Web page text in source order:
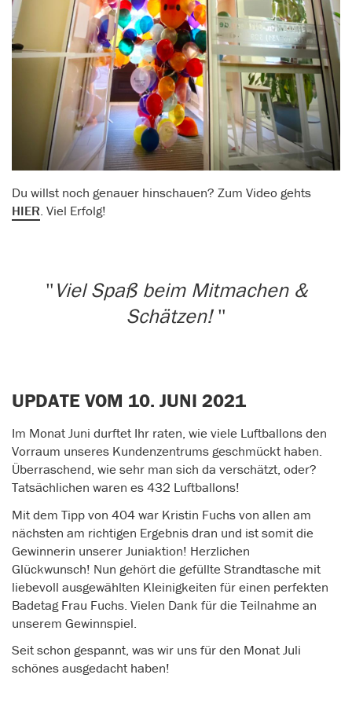
Du willst noch genauer hinschauen? Zum Video gehts
HIER. Viel Erfolg!
Viel Spaß beim Mitmachen &
Schätzen!
UPDATE VOM 10. JUNI 2021
Im Monat Juni durftet Ihr raten, wie viele Luftballons den
Vorraum unseres Kundenzentrums geschmückt haben.
Überraschend, wie sehr man sich da verschätzt, oder?
Tatsächlichen waren es 432 Luftballons!
Mit dem Tipp von 404 war Kristin Fuchs von allen am
nächsten am richtigen Ergebnis dran und ist somit die
Gewinnerin unserer Juniaktion! Herzlichen
Glückwunsch! Nun gehört die gefüllte Strandtasche mit
liebevoll ausgewählten Kleinigkeiten für einen perfekten
Badetag Frau Fuchs. Vielen Dank für die Teilnahme an
unserem Gewinnspiel.
Seit schon gespannt, was wir uns für den Monat Juli
schönes ausgedacht haben!